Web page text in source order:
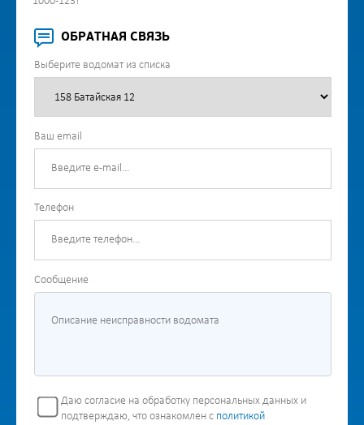
ОБРАТНАЯ СВЯЗЬ
Выберите водомат из списка
Ваш email
Телефон
Сообщение
Даю согласие на обработку персональных данных и
подтверждаю, что ознакомлен с политикой